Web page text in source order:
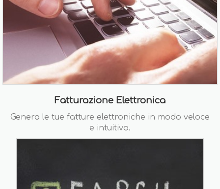
Fatturazione Elettronica
Genera le tue fatture elettroniche in modo veloce
e intuitivo.